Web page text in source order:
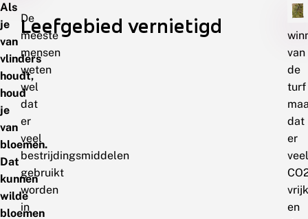
Als
je
van
vlinders
houdt,
houd
je
van
bloemen.
Dat
kunnen
wilde
bloemen
De
meeste
mensen
weten
wel
dat
er
veel
bestrijdingsmiddelen
gebruikt
worden
in
Leefgebied vernietigd
Het
van
de
turf
dat
er
veel
en